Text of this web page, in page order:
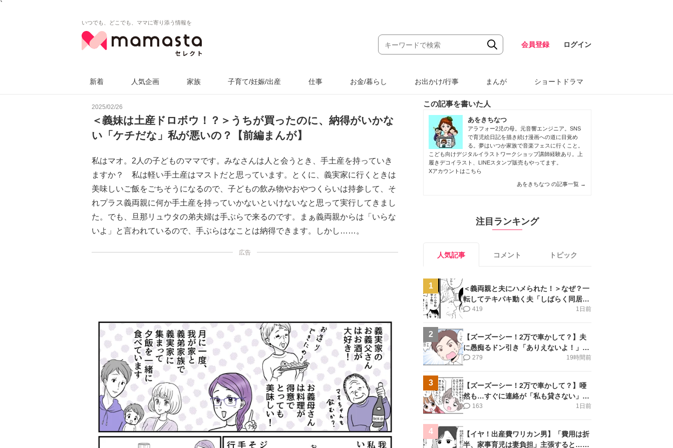
`
いつでも、どこでも、ママに寄り添う情報を
会員登録 ログイン
新着 人気企画 家族 子育て/妊娠/出産 仕事 お金/暮らし お出かけ/行事 まんが ショートドラマ
2025/02/26
＜義妹は土産ドロボウ！？＞うちが買ったのに、納得がいかな
い「ケチだな」私が悪いの？【前編まんが】
私はマオ。2人の子どものママです。みなさんは人と会うとき、手土産を持っていき
ますか？ 私は軽い手土産はマストだと思っています。とくに、義実家に行くときは
美味しいご飯をごちそうになるので、子どもの飲み物やおやつくらいは持参して、そ
れプラス義両親に何か手土産を持っていかないといけないなと思って実行してきまし
た。でも、旦那リュウタの弟夫婦は手ぶらで来るのです。まぁ義両親からは「いらな
いよ」と言われているので、手ぶらはなことは納得できます。しかし……。
広告
この記事を書いた人
あをきちなつ
アラフォー2児の母。元音響エンジニア。SNS
で育児絵日記を描き続け漫画への道に目覚め
る。夢はいつか家族で音楽フェスに行くこと。
こども向けデジタルイラストワークショップ講師経験あり。上
履きデコイラスト、LINEスタンプ販売もやってます。
Xアカウントはこちら
あをきちなつ の記事一覧 →
注目ランキング
人気記事 コメント トピック
1
＜義両親と夫にハメられた！＞なぜ？一
転してテキパキ動く夫「しばらく同居」
提案され【第4話まんが】
1日前
419
2
【ズーズーシー！2万で車かして？】夫
に愚痴るドン引き「ありえないよ！」＜
第16話＞#4コマ母道場
19時間前
279
3
【ズーズーシー！2万で車かして？】唖
然も…すぐに連絡が「私も貸さない」＜
第15話＞#4コマ母道場
1日前
163
4
【イヤ！出産費ワリカン男】「費用は折
半、家事育児は妻負担」主張すると…＜